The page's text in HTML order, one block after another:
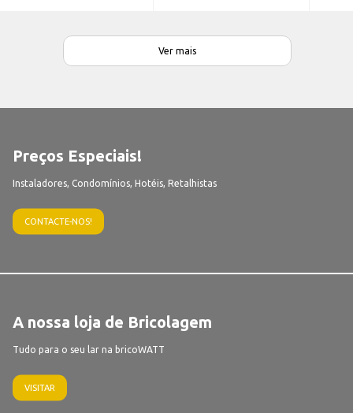
Ver mais
Preços Especiais!
Instaladores, Condomínios, Hotéis, Retalhistas
CONTACTE-NOS!
A nossa loja de Bricolagem
Tudo para o seu lar na bricoWATT
VISITAR